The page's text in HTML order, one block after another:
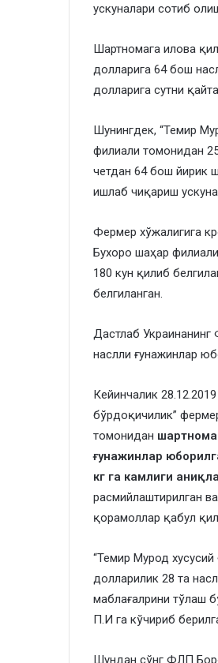
ускуналари сотиб
Шартномага илова
долларига 64 бош
долларига сутни
Шунингдек, “Темир
филиали томонидан
четдан 64 бош йирик
ишлаб чиқариш
Фермер хўжалигига
Бухоро шаҳар
180 кун қилиб
белгиланган.
Дастлаб
наслли ғунажинлар
Кейинчалик
бўрдоқичилик”
томонидан
ғунажинлар
кг га камлиги
расмийлаштирилган
қорамоллар қабул
“Темир Мурод
долларилик 28 та
маблағалрини тўлаш
П.И га кўчириб
Шундан сўнг ФЛП